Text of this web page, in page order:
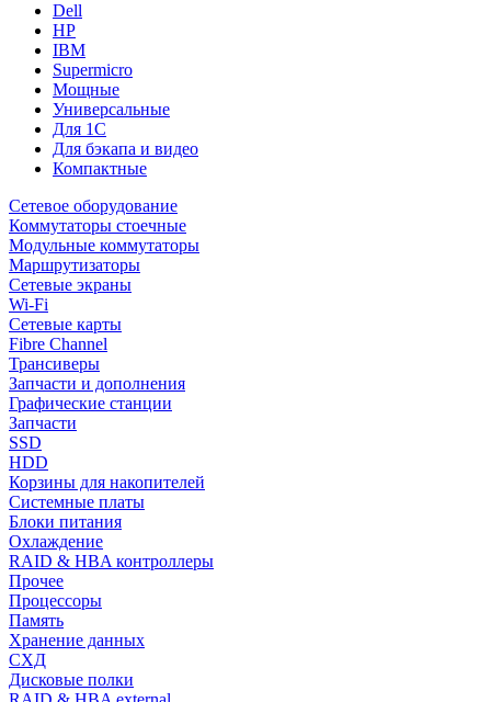
Dell
HP
IBM
Supermicro
Мощные
Универсальные
Для 1С
Для бэкапа и видео
Компактные
Сетевое оборудование
Коммутаторы стоечные
Модульные коммутаторы
Маршрутизаторы
Сетевые экраны
Wi-Fi
Сетевые карты
Fibre Channel
Трансиверы
Запчасти и дополнения
Графические станции
Запчасти
SSD
HDD
Корзины для накопителей
Системные платы
Блоки питания
Охлаждение
RAID & HBA контроллеры
Прочее
Процессоры
Память
Хранение данных
СХД
Дисковые полки